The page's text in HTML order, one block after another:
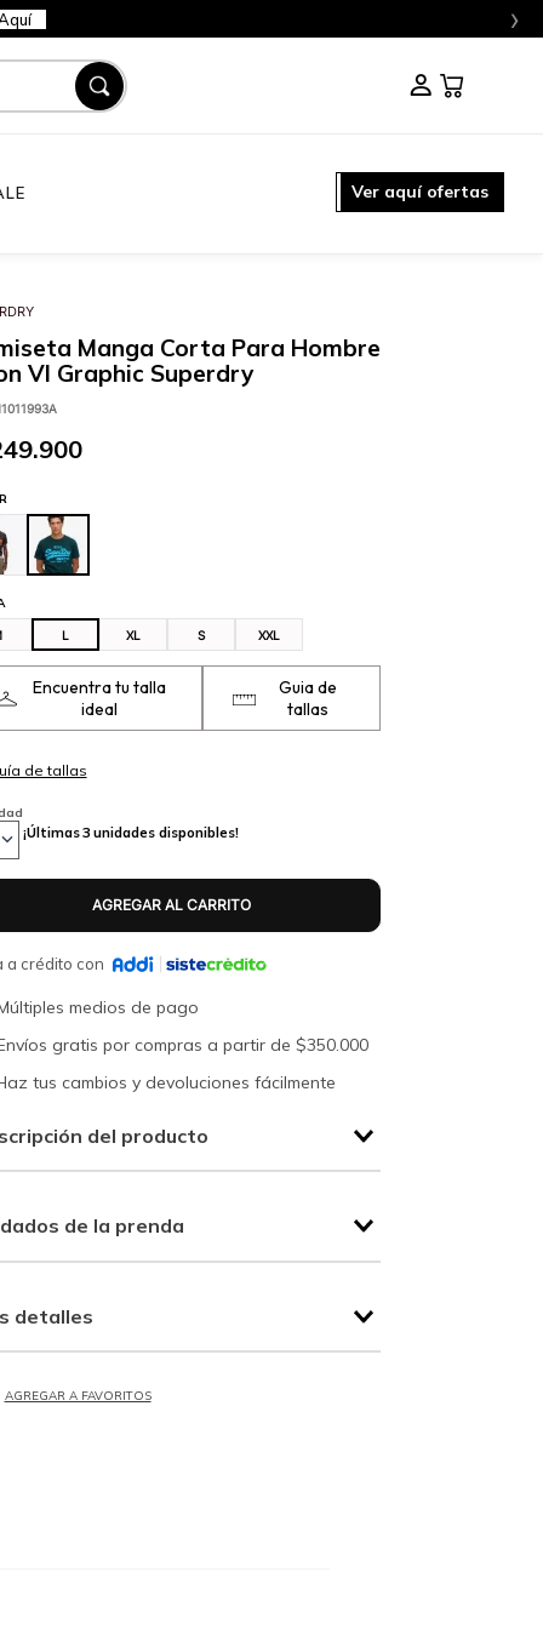
›
Ver aquí ofertas
Manga Corta Para Hombre
Vl Graphic Superdry
.900
L XL S XXL
Encuentra tu talla
ideal
Guia de
tallas
¡Últimas3 unidades disponibles!
a crédito con
medios de pago
gratis por compras a partir de $350.000
tus cambios y devoluciones fácilmente
del producto
de la prenda
detalles